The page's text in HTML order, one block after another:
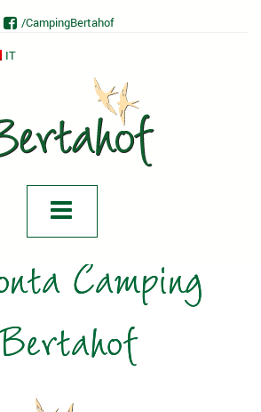
/CampingBertahof
IT
Camping